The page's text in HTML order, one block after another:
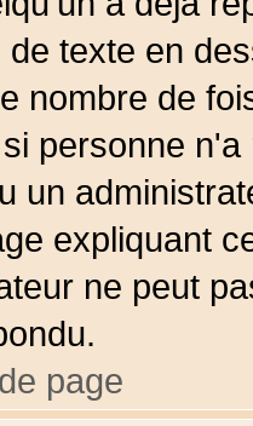
texte en
nombre de
personne
un
expliquant
ne peut
page